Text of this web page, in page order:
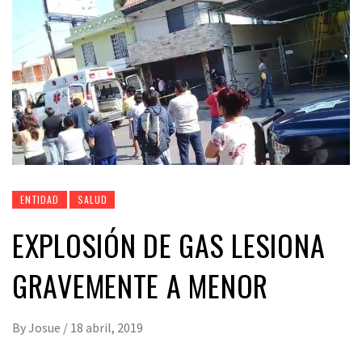
ENTIDAD SALUD
EXPLOSIÓN DE GAS LESIONA
GRAVEMENTE A MENOR
ByJosue / 18 abril, 2019